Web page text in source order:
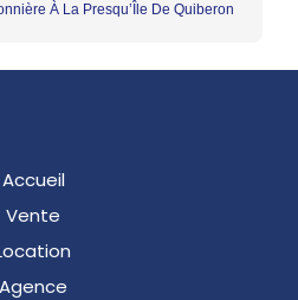
À La Presqu’Île De Quiberon
Accueil
Vente
Agence